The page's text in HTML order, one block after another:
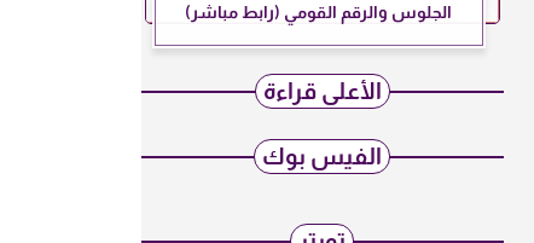
الجلوس والرقم القومي (رابط مباشر)
الأعلى قراءة
الفيس بوك